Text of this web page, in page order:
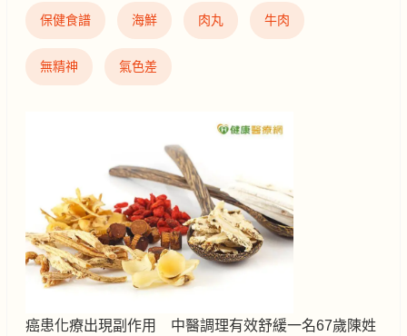
保健食譜 海鮮 肉丸 牛肉
無精神 氣色差
癌患化療出現副作用 中醫調理有效舒緩一名67歲陳姓